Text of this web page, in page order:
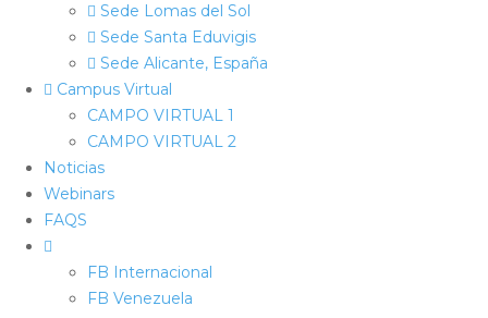
Sede Lomas del Sol
Sede Santa Eduvigis
Sede Alicante, España
Campus Virtual
CAMPO VIRTUAL 1
CAMPO VIRTUAL 2
Noticias
Webinars
FAQS
FB Internacional
FB Venezuela